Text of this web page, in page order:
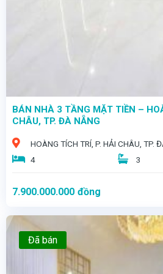
BÁN NHÀ 3 TẦNG MẶT TIỀN –
CHÂU, TP. ĐÀ NẴNG
HOÀNG TÍCH TRÍ, P. HẢI CHÂU, TP.
4
3
7.900.000.000 đồng
Đã bán